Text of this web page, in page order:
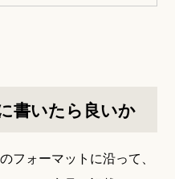
書いたら良いか
フォーマットに沿って、